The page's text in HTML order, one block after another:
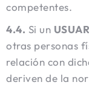
competentes.
4.4. Si un
otras personas
relación con
deriven de la